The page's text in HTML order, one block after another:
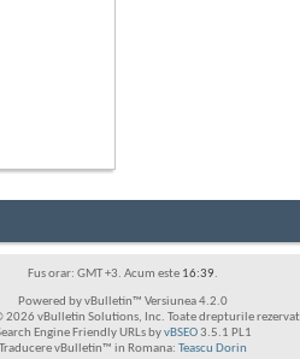
Fus orar: GMT +3. Acum este 16:39.
Powered by vBulletin™ Versiunea 4.2.0
vBulletin Solutions, Inc. Toate drepturile
Engine Friendly URLs byvBSEO3.5.1 PL1
Traducere vBulletin™ in Romana: Teascu Dorin